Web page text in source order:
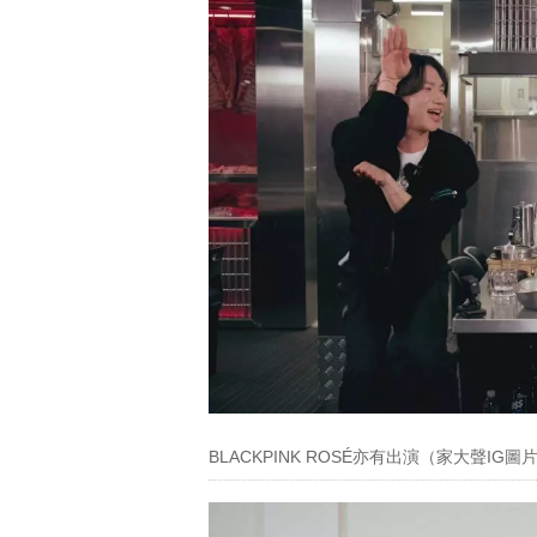
BLACKPINK ROSÉ亦有出演（家大聲IG圖